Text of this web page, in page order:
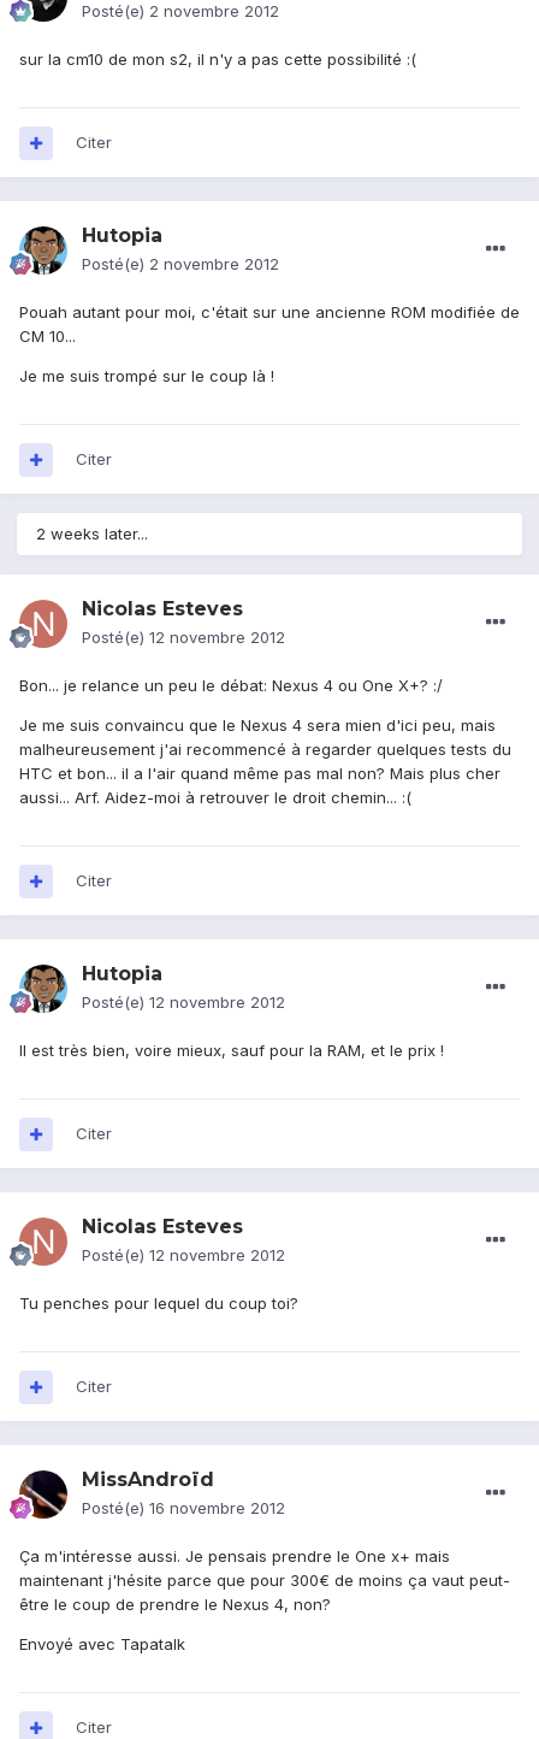
Posté(e) 2 novembre 2012
sur la cm10 de mon s2, il n'y a pas cette possibilité :(
Citer
Hutopia
Posté(e) 2 novembre 2012
Pouah autant pour moi, c'était sur une ancienne ROM modifiée de
CM 10...
Je me suis trompé sur le coup là !
Citer
2 weeks later...
Nicolas Esteves
Posté(e) 12 novembre 2012
Bon... je relance un peu le débat: Nexus 4 ou One X+? :/
Je me suis convaincu que le Nexus 4 sera mien d'ici peu, mais
malheureusement j'ai recommencé à regarder quelques tests du
HTC et bon... il a l'air quand même pas mal non? Mais plus cher
aussi... Arf. Aidez-moi à retrouver le droit chemin... :(
Citer
Hutopia
Posté(e) 12 novembre 2012
Il est très bien, voire mieux, sauf pour la RAM, et le prix !
Citer
Nicolas Esteves
Posté(e) 12 novembre 2012
Tu penches pour lequel du coup toi?
Citer
MissAndroïd
Posté(e) 16 novembre 2012
Ça m'intéresse aussi. Je pensais prendre le One x+ mais
maintenant j'hésite parce que pour 300€ de moins ça vaut peut-
être le coup de prendre le Nexus 4, non?
Envoyé avec Tapatalk
Citer